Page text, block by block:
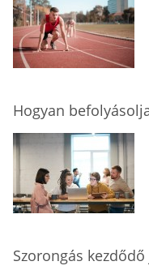
Hogyan
Szorongás kezdődő